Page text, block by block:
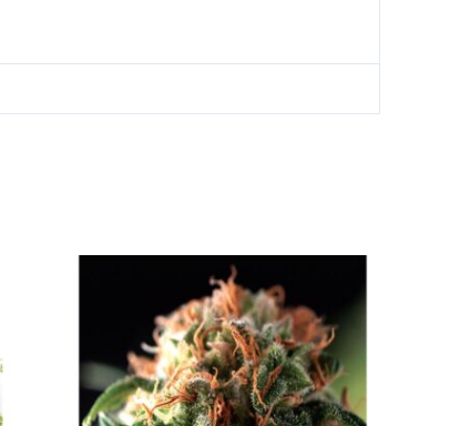
useampi
muunnelma.
Voit
tuotteella
on
useampi
muunnelma.
Voit